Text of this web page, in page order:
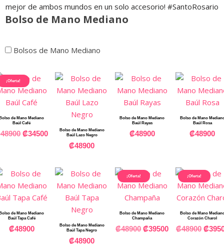
Bolso de Mano Mediano
Bolsos de Mano Mediano
¡Oferta!
de Mano Mediano
Baúl Café
48900 ₡34500
Bolso de Mano Mediano
Baúl Lazo Negro
₡48900
Bolso de Mano Mediano
Baúl Rayas
₡48900
Bolso de Mano
Baúl Rosa
₡48900
de Mano Mediano
Baúl Tapa Café
₡48900
Bolso de Mano Mediano
Baúl Tapa Negro
₡48900
¡Oferta!
Bolso de Mano Mediano
Champaña
₡48900 ₡39500
¡Oferta!
Bolso de Mano
Corazón Charol
₡48900 ₡